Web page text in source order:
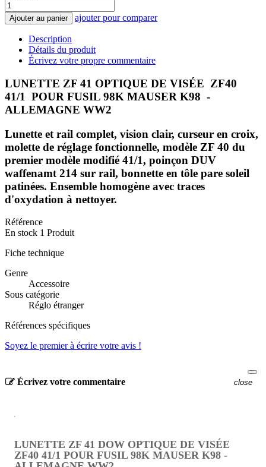
Ajouter au panier ajouter pour comparer
Description
Détails du produit
Écrivez votre propre commentaire
LUNETTE ZF 41 OPTIQUE DE VISÉE ZF40
41/1 POUR FUSIL 98K MAUSER K98 -
ALLEMAGNE WW2
Lunette et rail complet, vision clair, curseur en croix,
molette de réglage fonctionnelle, modèle ZF 40 du
premier modèle modifié 41/1, poinçon DUV
waffenamt 214 sur rail, bonnette en tôle pare soleil
patinées. Ensemble homogène avec traces
d'oxydation à nettoyer.
Référence
En stock 1 Produit
Fiche technique
Genre
Accessoire
Sous catégorie
Réglo étranger
Références spécifiques
Soyez le premier à écrire votre avis !
Écrivez votre commentaire close
LUNETTE ZF 41 DOW OPTIQUE DE VISÉE
ZF40 41/1 POUR FUSIL 98K MAUSER K98 -